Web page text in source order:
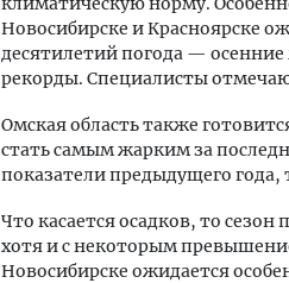
Новосибирске и Красноярске
десятилетий погода —
рекорды. Специалисты
Омская область также
стать самым жарким за
показатели предыдущего
Что касается осадков, то
хотя и с некоторым
Новосибирске ожидается